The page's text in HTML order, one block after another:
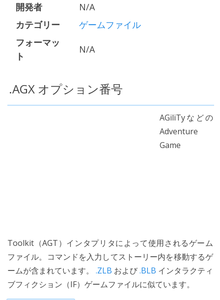
開発者
N/A
カテゴリー
ゲームファイル
フォーマッ
ト
N/A
.AGX オプション番号
AGiliTyなどの
Adventure
Game
Toolkit（AGT）インタプリタによって使用されるゲーム
ファイル。コマンドを入力してストーリー内を移動するゲ
ームが含まれています。 .ZLB および.BLB インタラクティ
ブフィクション（IF）ゲームファイルに似ています。